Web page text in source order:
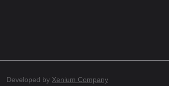
Developed by Xenium Company